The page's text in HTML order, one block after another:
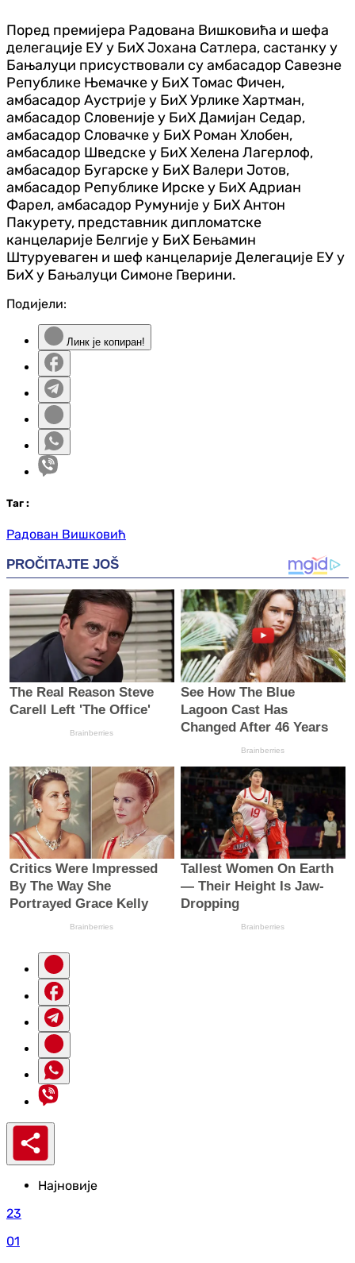
Поред премијера Радована Вишковића и шефа
делегације ЕУ у БиХ Јохана Сатлера, састанку у
Бањалуци присуствовали су амбасадор Савезне
Републике Њемачке у БиХ Томас Фичен,
амбасадор Аустрије у БиХ Урлике Хартман,
амбасадор Словеније у БиХ Дамијан Седар,
амбасадор Словачке у БиХ Роман Хлобен,
амбасадор Шведске у БиХ Хелена Лагерлоф,
амбасадор Бугарске у БиХ Валери Јотов,
амбасадор Републике Ирске у БиХ Адриан
Фарел, амбасадор Румуније у БиХ Антон
Пакурету, представник дипломатске
канцеларије Белгије у БиХ Бењамин
Штуруеваген и шеф канцеларије Делегације ЕУ у
БиХ у Бањалуци Симоне Гверини.
Подијели:
Линк је копиран!
Таг :
Радован Вишковић
Најновије
23
01